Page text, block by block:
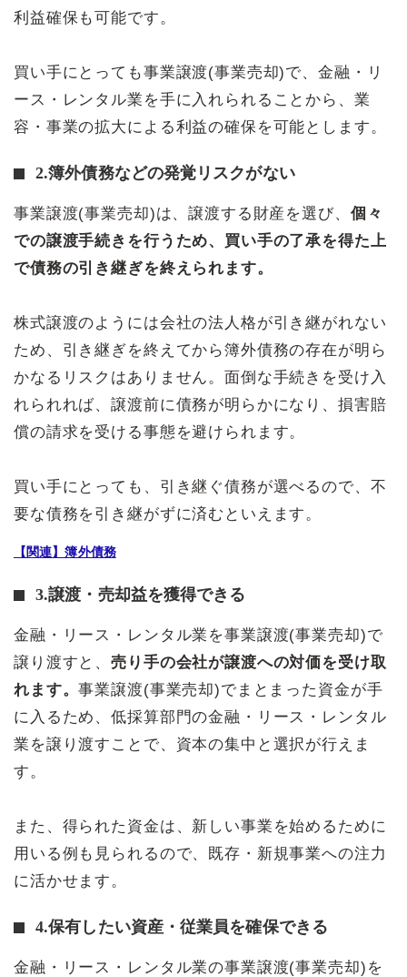
利益確保も可能です。
買い手にとっても事業譲渡(事業売却)で、金融・リ
ース・レンタル業を手に入れられることから、業
容・事業の拡大による利益の確保を可能とします。
2.簿外債務などの発覚リスクがない
事業譲渡(事業売却)は、譲渡する財産を選び、 個々
での譲渡手続きを行うため、買い手の了承を得た上
で債務の引き継ぎを終えられます。
株式譲渡のようには会社の法人格が引き継がれない
ため、引き継ぎを終えてから簿外債務の存在が明ら
かなるリスクはありません。面倒な手続きを受け入
れられれば、譲渡前に債務が明らかになり、損害賠
償の請求を受ける事態を避けられます。
買い手にとっても、引き継ぐ債務が選べるので、不
要な債務を引き継がずに済むといえます。
【関連】簿外債務
3.譲渡・売却益を獲得できる
金融・リース・レンタル業を事業譲渡(事業売却)で
譲り渡すと、売り手の会社が譲渡への対価を受け取
れます。事業譲渡(事業売却)でまとまった資金が手
に入るため、低採算部門の金融・リース・レンタル
業を譲り渡すことで、資本の集中と選択が行えま
す。
また、得られた資金は、新しい事業を始めるために
用いる例も見られるので、既存・新規事業への注力
に活かせます。
4.保有したい資産・従業員を確保できる
金融・リース・レンタル業の事業譲渡(事業売却)を